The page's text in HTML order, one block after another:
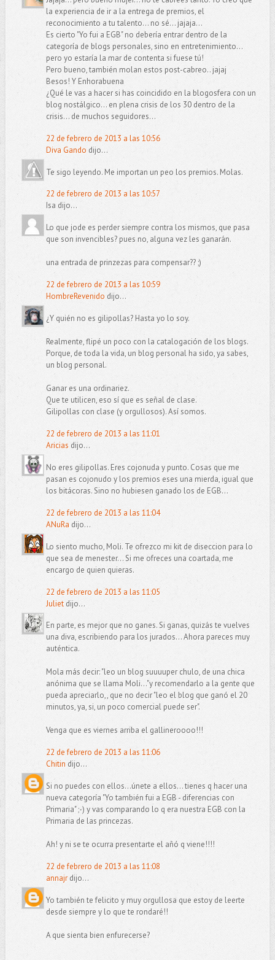
la experiencia de ir a la entrega de premios, el
reconocimiento a tu talento... no sé... jajaja...
Es cierto "Yo fui a EGB" no debería entrar dentro de la
categoría de blogs personales, sino en entretenimiento...
pero yo estaría la mar de contenta si fuese tú!
Pero bueno, también molan estos post-cabreo.. jajaj
Besos! Y Enhorabuena
¿Qué le vas a hacer si has coincidido en la blogosfera con un
blog nostálgico... en plena crisis de los 30 dentro de la
crisis... de muchos seguidores...
22 de febrero de 2013 a las 10:56
Diva Gando dijo...
Te sigo leyendo. Me importan un peo los premios. Molas.
22 de febrero de 2013 a las 10:57
Isa dijo...
Lo que jode es perder siempre contra los mismos, que pasa
que son invencibles? pues no, alguna vez les ganarán.
una entrada de prinzezas para compensar?? ;)
22 de febrero de 2013 a las 10:59
HombreRevenido dijo...
¿Y quién no es gilipollas? Hasta yo lo soy.
Realmente, flipé un poco con la catalogación de los blogs.
Porque, de toda la vida, un blog personal ha sido, ya sabes,
un blog personal.
Ganar es una ordinariez.
Que te utilicen, eso sí que es señal de clase.
Gilipollas con clase (y orgullosos). Así somos.
22 de febrero de 2013 a las 11:01
Aricias dijo...
No eres gilipollas. Eres cojonuda y punto. Cosas que me
pasan es cojonudo y los premios eses una mierda, igual que
los bitácoras. Sino no hubiesen ganado los de EGB...
22 de febrero de 2013 a las 11:04
ANuRa dijo...
Lo siento mucho, Moli. Te ofrezco mi kit de diseccion para lo
que sea de menester... Si me ofreces una coartada, me
encargo de quien quieras.
22 de febrero de 2013 a las 11:05
Julietdijo...
En parte, es mejor que no ganes. Si ganas, quizás te vuelves
una diva, escribiendo para los jurados... Ahora pareces muy
auténtica.
Mola más decir: "leo un blog suuuuper chulo, de una chica
anónima que se llama Moli..."y recomendarlo a la gente que
pueda apreciarlo,, que no decir "leo el blog que ganó el 20
minutos, ya, si, un poco comercial puede ser".
Venga que es viernes arriba el gallineroooo!!!
22 de febrero de 2013 a las 11:06
Chitin dijo...
Si no puedes con ellos...únete a ellos... tienes q hacer una
nueva categoría "Yo también fui a EGB - diferencias con
Primaria" ;-) y vas comparando lo q era nuestra EGB con la
Primaria de las princezas.
Ah! y ni se te ocurra presentarte el añó q viene!!!!
22 de febrero de 2013 a las 11:08
annajrdijo...
Yo también te felicito y muy orgullosa que estoy de leerte
desde siempre y lo que te rondaré!!
A que sienta bien enfurecerse?